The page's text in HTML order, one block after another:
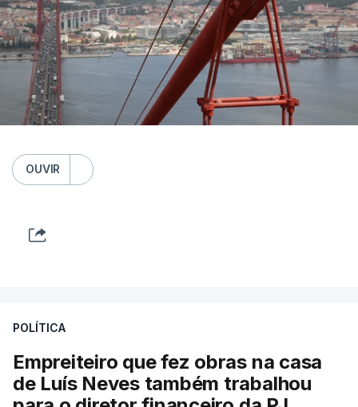
OUVIR
POLÍTICA
Empreiteiro que fez obras na casa
de Luís Neves também trabalhou